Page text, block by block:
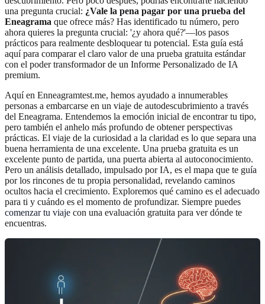
una pregunta crucial: ¿Vale la pena pagar por una prueba del
Eneagrama que ofrece más? Has identificado tu número, pero
ahora quieres la pregunta crucial: '¿y ahora qué?'—los pasos
prácticos para realmente desbloquear tu potencial. Esta guía está
aquí para comparar el claro valor de una prueba gratuita estándar
con el poder transformador de un Informe Personalizado de IA
premium.
Aquí en Enneagramtest.me, hemos ayudado a innumerables
personas a embarcarse en un viaje de autodescubrimiento a través
del Eneagrama. Entendemos la emoción inicial de encontrar tu tipo,
pero también el anhelo más profundo de obtener perspectivas
prácticas. El viaje de la curiosidad a la claridad es lo que separa una
buena herramienta de una excelente. Una prueba gratuita es un
excelente punto de partida, una puerta abierta al autoconocimiento.
Pero un análisis detallado, impulsado por IA, es el mapa que te guía
por los rincones de tu propia personalidad, revelando caminos
ocultos hacia el crecimiento. Exploremos qué camino es el adecuado
para ti y cuándo es el momento de profundizar. Siempre puedes
comenzar tu viaje con una evaluación gratuita para ver dónde te
encuentras.